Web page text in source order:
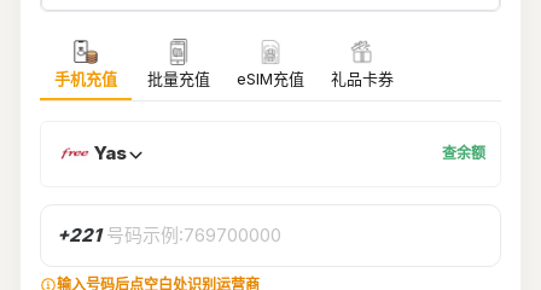
手机充值 批量充值 eSIM充值 礼品卡券
Yas 查余额
+221 号码示例:769700000
输入号码后点空白处识别运营商